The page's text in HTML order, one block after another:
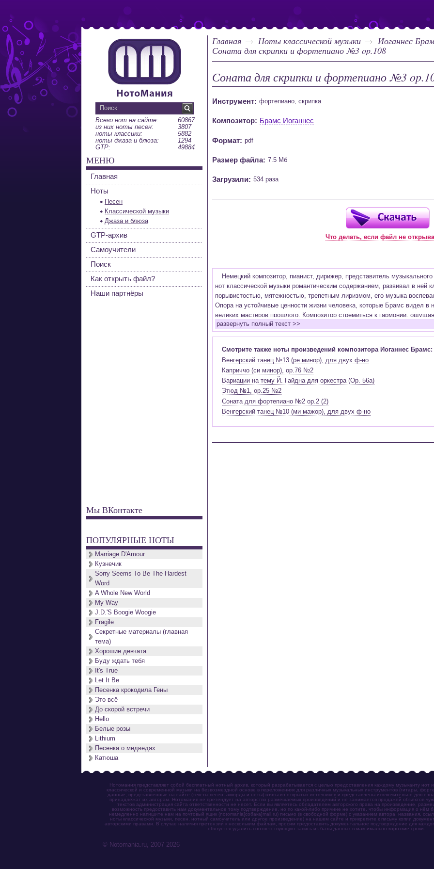
Главная Ноты классической музыки
Иоганнес
Соната для скрипки и фортепиано №3 op.108
Соната для скрипки и фортепиано №3
Инструмент: фортепиано, скрипка
Композитор: Брамс Иоганнес
Формат: pdf
Размер файла: 7.5 Мб
Загрузили: 534 раза
Что делать, если файл не
Немецкий композитор, пианист, дирижер, представитель
нот классической музыки романтическим содержанием, развивал в ней
порывистостью, мятежностью, трепетным лиризмом, его музыка
Опора на устойчивые ценности жизни человека, которые Брамс видел в
великих мастеров прошлого. Композитор стремиться к гармонии,
произведениях становиться все больше трагических противоречий. В
объединены определенные поэтической идеей.
Симфонизм Брамса продолжил традицииБетховена
Впечатления интроверта и эгоцентрика он оставлял, будучи еще юношей.
Не новые знакомства, а мир творчества безмерно увлекал его и в
в доме уШумана, где был принят учеником. В семье Шумана к нему
Брамс, очень уважая Шумана, увлекся утонченной и красивой именитой
детей, супругой Шумана - Кларой. Брамс обращался к жанрам
память о матери».
развернуть полный текст >>
Смотрите также ноты произведений композитора Иоганнес Брамс:
Венгерский танец №13 (ре минор), для двух ф-но
Каприччо (си минор), op.76 №2
Вариации на тему Й. Гайдна для оркестра (Op. 56a)
Этюд №1, op.25 №2
Соната для фортепиано №2 op.2 (2)
Венгерский танец №10 (ми мажор), для двух ф-но
Всего нот на сайте:
60867
из них ноты песен:
3807
ноты классики:
5882
ноты джаза и блюза:
1294
GTP:
49884
МЕНЮ
Главная
Ноты
Песен
Классической музыки
Джаза и блюза
GTP-архив
Самоучители
Поиск
Как открыть файл?
Наши партнёры
Мы ВКонтакте
ПОПУЛЯРНЫЕ НОТЫ
Marriage D'Amour
Кузнечик
Sorry Seems To Be The Hardest
Word
A Whole New World
My Way
J.D.'S Boogie Woogie
Fragile
Секретные материалы (главная
тема)
Хорошие девчата
Буду ждать тебя
It's True
Let It Be
Песенка крокодила Гены
Это всё
До скорой встречи
Hello
Белые розы
Lithium
Песенка о медведях
Катюша
Нотомания представляет собой бесплатный нотный архив, который разрабатывается с целью предоставления каждому музыканту нот
классической и современной музыки на безвозмездной основе в переложениях для различных музыкальных инструментов (гитары,
данные, представленные на сайте (тексты песен, аккорды и ноты) взяты из открытых источников и представлены исключительно для
принадлежат их авторам. Нотомания не претендует на авторство размещаемых произведений и не занимается продажей объектов
текстов администрация сайта ответственности не несет. Если вы являетесь обладателем авторского права на произведение,
возможность предоставить нам документальное тому подтверждение, но по какой-либо причине не хотите, чтобы информация о нём
немедленно напишите нам на почтовый ящик (notomania[собака]mail.ru) письмо (в свободной форме) с указанием автора, названия,
ноты классической музыки, песен, нотный самоучитель или другое произведение) на нашем сайте и прикрепите к письму копии
авторскими правами. В случае наличия претензии к нескольким файлам, просим предоставить документальное подтверждение для
обязуется удалить соответствующую запись из базы данных в максимально короткие сроки.
© Notomania.ru, 2007-2026